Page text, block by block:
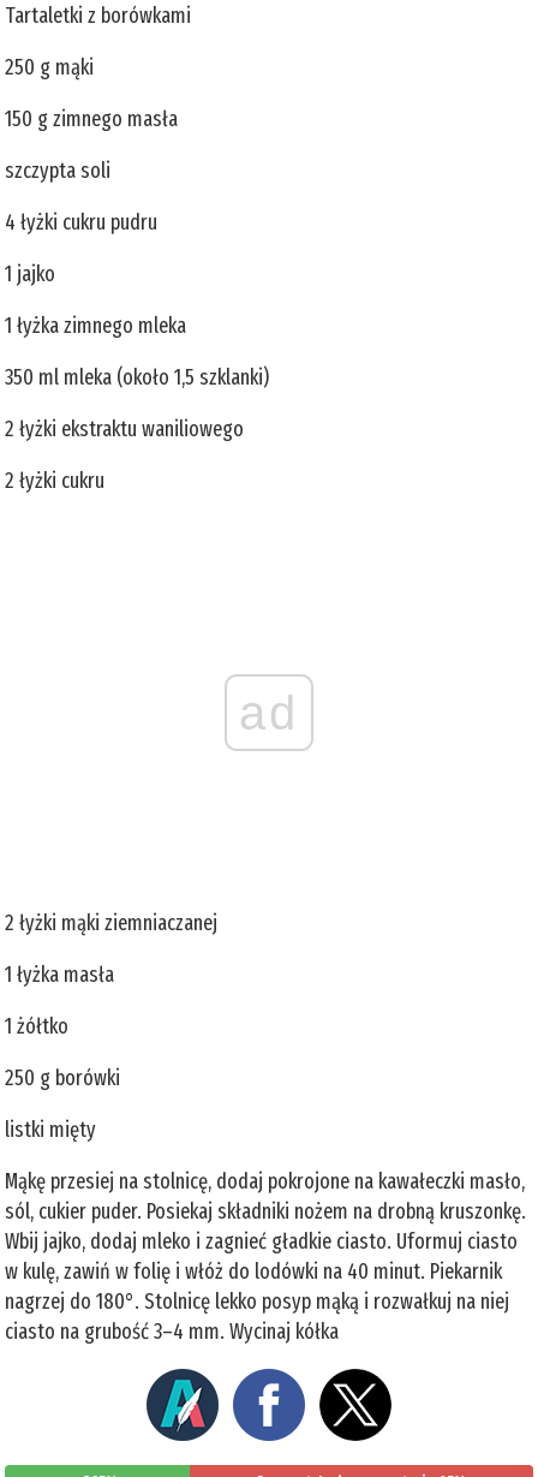
Tartaletki z borówkami
250 g mąki
150 g zimnego masła
szczypta soli
4 łyżki cukru pudru
1 jajko
1 łyżka zimnego mleka
350 ml mleka (około 1,5 szklanki)
2 łyżki ekstraktu waniliowego
2 łyżki cukru
ad
2 łyżki mąki ziemniaczanej
1 łyżka masła
1 żółtko
250 g borówki
listki mięty
Mąkę przesiej na stolnicę, dodaj pokrojone na kawałeczki masło,
sól, cukier puder. Posiekaj składniki nożem na drobną kruszonkę.
Wbij jajko, dodaj mleko i zagnieć gładkie ciasto. Uformuj ciasto
w kulę, zawiń w folię i włóż do lodówki na 40 minut. Piekarnik
nagrzej do 180°. Stolnicę lekko posyp mąką i rozwałkuj na niej
ciasto na grubość 3–4 mm. Wycinaj kółka